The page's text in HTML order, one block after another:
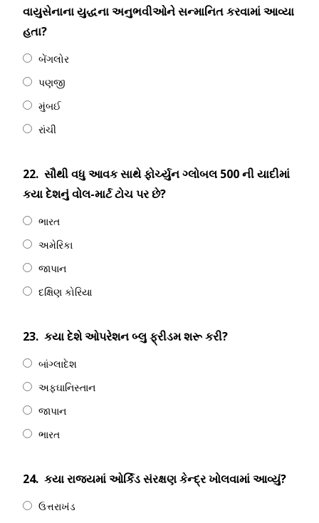
વાયુસેનાના યુદ્ધના અનુભવીઓને સન્માનિત કરવામાં આવ્યા
હતા?
બેંગલોર
પણજી
મુંબઈ
રાંચી
22. સૌથી વધુ આવક સાથે ફોર્ચ્યુન ગ્લોબલ 500 ની યાદીમાં
કયા દેશનું વોલ-માર્ટ ટોચ પર છે?
ભારત
અમેરિકા
જાપાન
દક્ષિણ કોરિયા
23. કયા દેશે ઓપરેશન બ્લુ ફ્રીડમ શરૂ કરી?
બાંગ્લાદેશ
અફઘાનિસ્તાન
જાપાન
ભારત
24. કયા રાજ્યમાં ઓર્કિડ સંરક્ષણ કેન્દ્ર ખોલવામાં આવ્યું?
ઉત્તરાખંડ